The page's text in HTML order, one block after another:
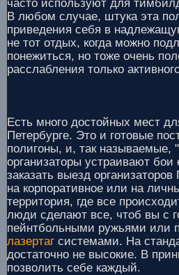
часто используют для
В любом случае, штука эта
приведения себя в
не тот отдых, когда можно
понежиться, но тоже очень
расслабления только
Есть много достойных мест
Петербурге. Это и готовые
полигоны, и, так называемые,
организаторы устраивают
заказать выезд
на корпоративное или на
территория, где все
люди сделают все, чтоб вы с
пейнтбольными ружьями или
лазертаг системами. На
достаточно не высокие. В
позволить себе каждый.